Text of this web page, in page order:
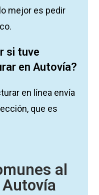
mejor es pedir
si tuve
en Autovía?
en línea envía
que es
al